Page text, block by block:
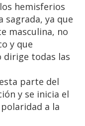
hemisferios
sagrada, ya que
masculina, no
y que
dirige todas las
parte del
y se inicia el
a la